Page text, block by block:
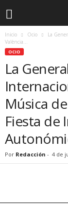
Inicio Ocio
La
València...
OCIO
La
Música
Fiesta de
Por Redacción - 4 de